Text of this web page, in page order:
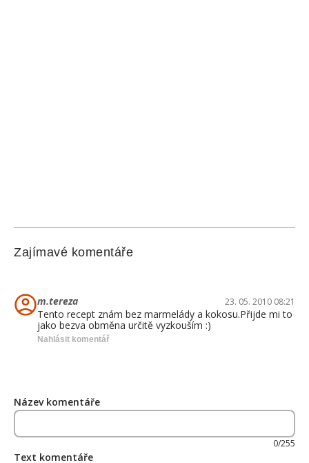
Zajímavé komentáře
m.tereza 23. 05. 2010 08:21
Tento recept znám bez marmelády a kokosu.Přijde mi to
jako bezva obměna určitě vyzkouším :)
Nahlásit komentář
Název komentáře
0/255
Text komentáře